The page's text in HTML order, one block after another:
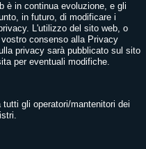
è in continua evoluzione, e gli
in futuro, di modificare i
L'utilizzo del sito web, o
consenso alla Privacy
privacy sarà pubblicato sul sito
per eventuali modifiche.
gli operatori/mantenitori dei